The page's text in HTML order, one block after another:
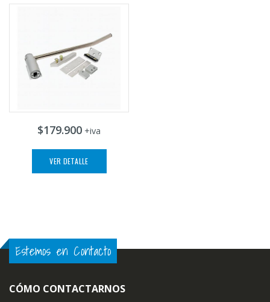
$179.900 +iva
VER DETALLE
Estemos en Contacto
CÓMO CONTACTARNOS